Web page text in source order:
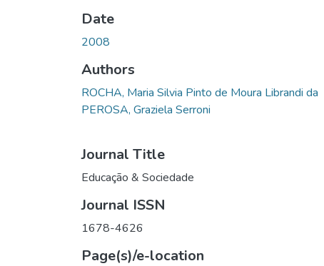
Date
2008
Authors
ROCHA, Maria Silvia Pinto de Moura Librandi da
PEROSA, Graziela Serroni
Journal Title
Educação & Sociedade
Journal ISSN
1678-4626
Page(s)/e-location